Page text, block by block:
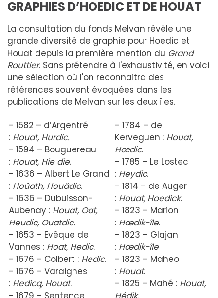
GRAPHIES D’HOEDIC ET DE HOUAT
La consultation du fonds Melvan révèle une
grande diversité de graphie pour Hoedic et
Houat depuis la première mention du Grand
Routtier. Sans prétendre à l'exhaustivité, en voici
une sélection où l'on reconnaitra des
références souvent évoquées dans les
publications de Melvan sur les deux îles.
- 1582 – d’Argentré
: Houat, Hurdic.
- 1594 – Bouguereau
: Houat, Hie die.
- 1636 – Albert Le Grand
: Hoüath, Houädic.
- 1636 – Dubuisson-
Aubenay : Houat, Oat,
Heudic, Ouatdic.
- 1653 – Evêque de
Vannes : Hoat, Hedic.
- 1676 – Colbert : Hedic.
- 1676 – Varaignes
: Hedicq, Houat.
- 1679 – Sentence
- 1784 – de
Kerveguen : Houat,
Hœdic.
- 1785 – Le Lostec
: Heydic.
- 1814 – de Auger
: Houat, Hoedick.
- 1823 – Marion
: Hœdik-île.
- 1823 – Glajan
: Hœdik-île
- 1823 – Maheo
: Houat.
- 1825 – Mahé : Houat,
Hédik.